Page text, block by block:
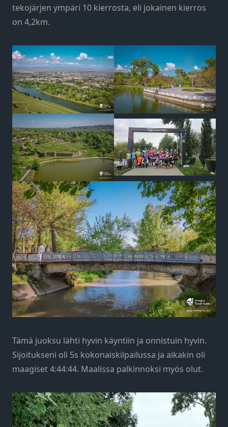
tekojärjen ympäri 10 kierrosta, eli jokainen kierros
on 4,2km.
Tämä juoksu lähti hyvin käyntiin ja onnistuin hyvin.
Sijoitukseni oli 5s kokonaiskilpailussa ja aikakin oli
maagiset 4:44:44. Maalissa palkinnoksi myös olut.